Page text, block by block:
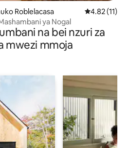
Roblelacasa Ukadiriaji wa
4.82 (11)
ya Nogal
na bei nzuri za
mwezi mmoja